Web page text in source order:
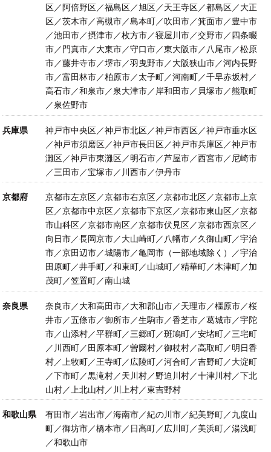
区／阿倍野区／福島区／旭区／天王寺区／都島区／大正
区／茨木市／高槻市／島本町／吹田市／箕面市／豊中市
／池田市／摂津市／枚方市／寝屋川市／交野市／四条畷
市／門真市／大東市／守口市／東大阪市／八尾市／松原
市／藤井寺市／堺市／羽曳野市／大阪狭山市／河内長野
市／富田林市／柏原市／太子町／河南町／千早赤坂村／
高石市／和泉市／泉大津市／岸和田市／貝塚市／熊取町
／泉佐野市
兵庫県
神戸市中央区／神戸市北区／神戸市西区／神戸市垂水区
／神戸市須磨区／神戸市長田区／神戸市兵庫区／神戸市
灘区／神戸市東灘区／明石市／芦屋市／西宮市／尼崎市
／三田市／宝塚市／川西市／伊丹市
京都府
京都市左京区／京都市右京区／京都市北区／京都市上京
区／京都市中京区／京都市下京区／京都市東山区／京都
市山科区／京都市南区／京都市伏見区／京都市西京区／
向日市／長岡京市／大山崎町／八幡市／久御山町／宇治
市／京田辺市／城陽市／亀岡市（一部地域除く）／宇治
田原町／井手町／和東町／山城町／精華町／木津町／加
茂町／笠置町／南山城
奈良県
奈良市／大和高田市／大和郡山市／天理市／橿原市／桜
井市／五條市／御所市／生駒市／香芝市／葛城市／宇陀
市／山添村／平群町／三郷町／斑鳩町／安堵町／三宅町
／川西町／田原本町／曽爾村／御杖村／高取町／明日香
村／上牧町／王寺町／広陵町／河合町／吉野町／大淀町
／下市町／黒滝村／天川村／野迫川村／十津川村／下北
山村／上北山村／川上村／東吉野村
和歌山県
有田市／岩出市／海南市／紀の川市／紀美野町／九度山
町／御坊市／橋本市／日高町／広川町／美浜町／湯浅町
／和歌山市